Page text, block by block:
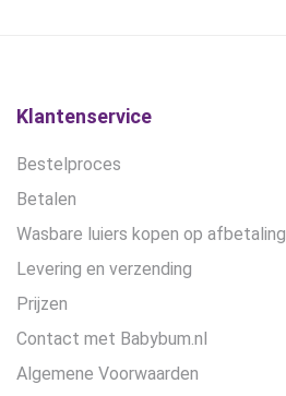
de
Klantenservice
Bestelproces
Betalen
Wasbare luiers kopen op afbetaling
Levering en verzending
Prijzen
Contact met Babybum.nl
Algemene Voorwaarden